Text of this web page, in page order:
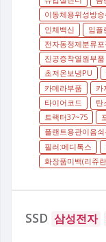
이동체용위성방
인체백신
임플
전자동정제분류
진공증착열원부품
초저온보냉PU
카메라부품
카
타이어코드
탄
트랙터37~75
플랜트용관이음
필러:메디톡스
화장품미백(리쥬
SSD 삼성전자